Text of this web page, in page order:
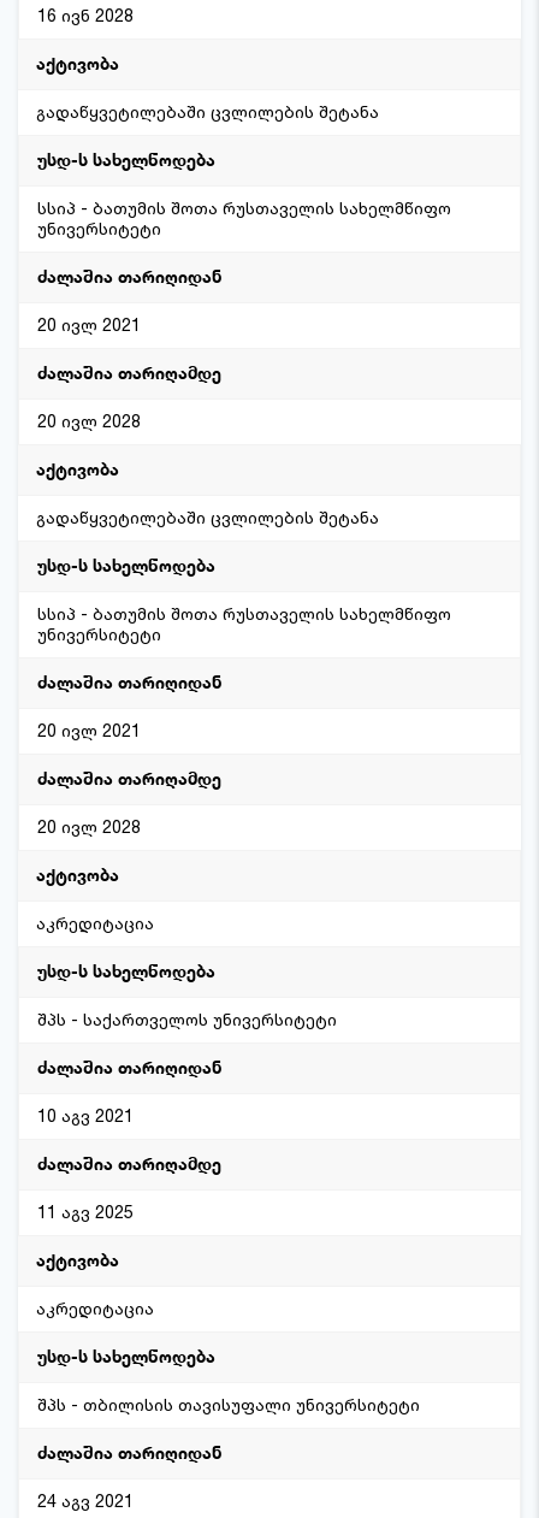
16 ივნ 2028
გადაწყვეტილებაში ცვლილების შეტანა
სსიპ - ბათუმის შოთა რუსთაველის სახელმწიფო
უნივერსიტეტი
20 ივლ 2021
20 ივლ 2028
გადაწყვეტილებაში ცვლილების შეტანა
სსიპ - ბათუმის შოთა რუსთაველის სახელმწიფო
უნივერსიტეტი
20 ივლ 2021
20 ივლ 2028
აკრედიტაცია
შპს - საქართველოს უნივერსიტეტი
10 აგვ 2021
11 აგვ 2025
აკრედიტაცია
შპს - თბილისის თავისუფალი უნივერსიტეტი
24 აგვ 2021